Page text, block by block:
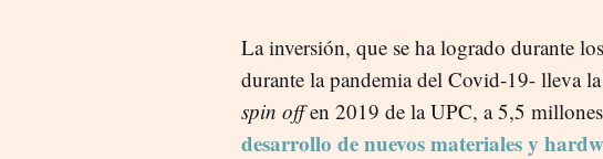
La inversión, que se ha logrado durante
durante la pandemia del Covid-19- lleva
spin offen 2019 de la UPC, a 5,5
desarrollo de nuevos materiales y